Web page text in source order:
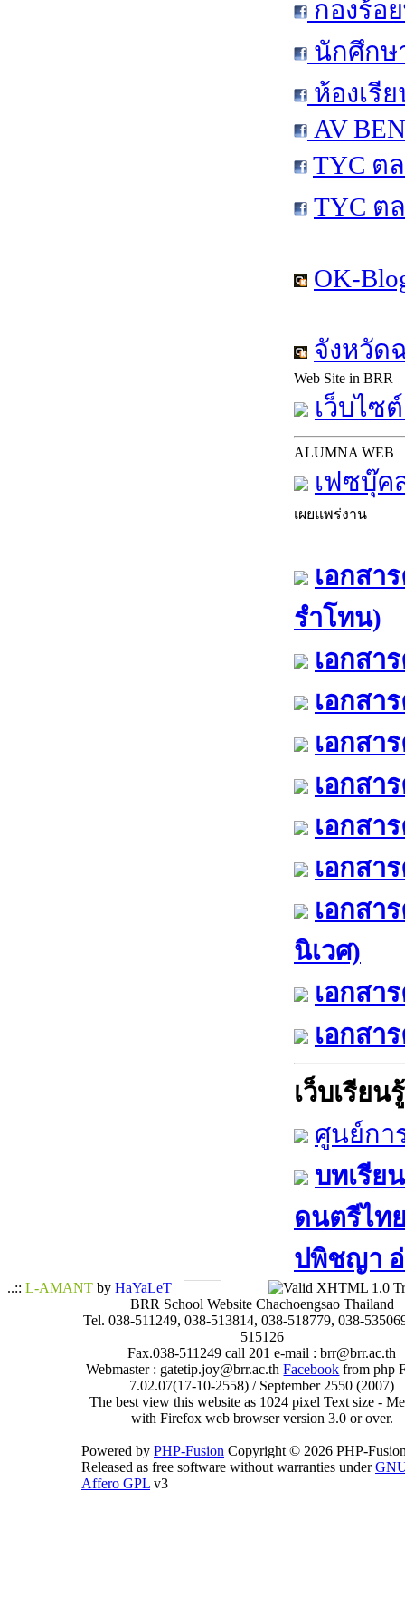
กองร้อ
นักศึกษ
ห้องเรี
AV
TYC ต
TYC ต
OK-
จังหวัด
Web Site in BRR
เว็บไซ
ALUMNA WEB
เฟซบุ๊ค
เผยแพร่งาน
เอกสา
รำโทน)
เอกสา
เอกสา
เอกสา
เอกสา
เอกสา
เอกสา
เอกสา
นิเวศ)
เอกสา
เอกสา
เว็บเรียนรู้
ศูนย์กา
บทเรีย
ดนตรีไท
ปพิชญา​ อ่
..:: L-AMANT by HaYaLeT
BRR School Website Chachoengsao Thailand
Tel. 038-511249, 038-513814, 038-518779, 038-
515126
Fax.038-511249 call 201 e-mail : brr@brr.ac.th
Webmaster : gatetip.joy@brr.ac.thFacebook from php
7.02.07(17-10-2558) / September 2550 (2007)
The best view this website as 1024 pixel Text size -
with Firefox web browser version 3.0 or over.
Powered by PHP-Fusion Copyright © 2026 PHP-
Released as free software without warranties under
Affero GPL v3